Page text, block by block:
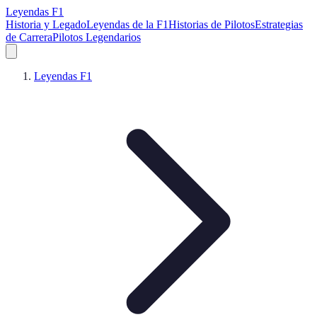
Leyendas F1
Historia y LegadoLeyendas de la F1Historias de PilotosEstrategias
de CarreraPilotos Legendarios
Leyendas F1